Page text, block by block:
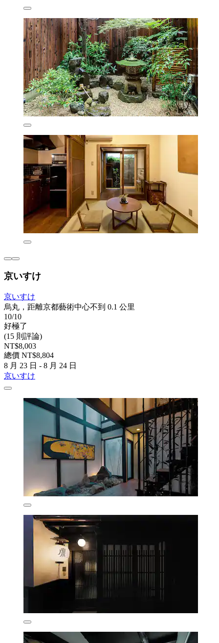
京いすけ
京いすけ
烏丸，距離京都藝術中心不到 0.1 公里
10/10
好極了
(15 則評論)
NT$8,003
總價 NT$8,804
8 月 23 日 - 8 月 24 日
京いすけ